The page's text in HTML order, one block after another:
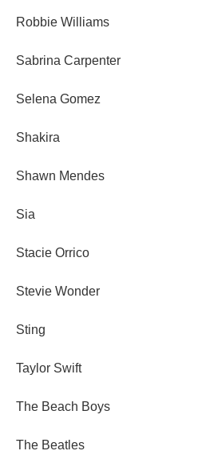
Robbie Williams
Sabrina Carpenter
Selena Gomez
Shakira
Shawn Mendes
Sia
Stacie Orrico
Stevie Wonder
Sting
Taylor Swift
The Beach Boys
The Beatles